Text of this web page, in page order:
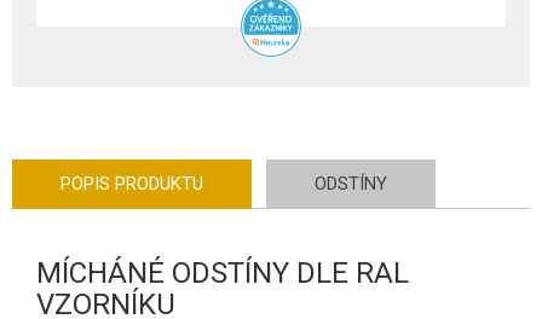
POPIS PRODUKTU ODSTÍNY
MÍCHÁNÉ ODSTÍNY DLE RAL
VZORNÍKU